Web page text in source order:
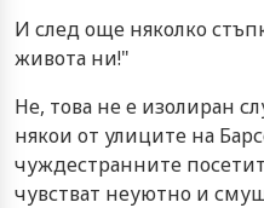
И след още няколко
живота ни!"
Не, това не е изолиран
някои от улиците на
чуждестранните
чувстват неуютно и